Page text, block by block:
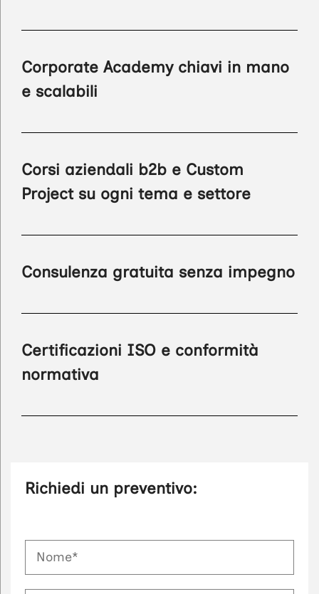
Corporate Academy chiavi in mano
e scalabili
Corsi aziendali b2b e Custom
Project su ogni tema e settore
Consulenza gratuita senza impegno
Certificazioni ISO e conformità
normativa
Richiedi un preventivo: